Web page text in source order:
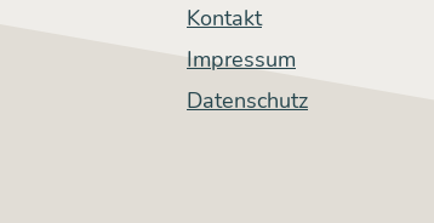
Kontakt
Impressum
Datenschutz